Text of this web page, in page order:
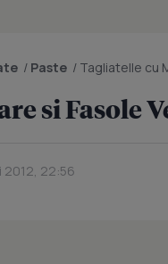
/ Paste / Tagliatelle cu
si Fasole
2012, 22:56